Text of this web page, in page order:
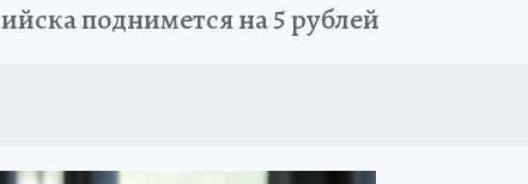
поднимется на 5 рублей